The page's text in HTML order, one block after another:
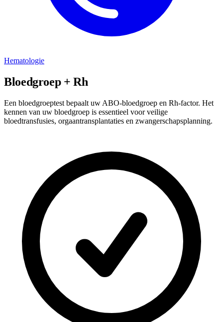
Hematologie
Bloedgroep + Rh
Een bloedgroeptest bepaalt uw ABO-bloedgroep en Rh-factor. Het
kennen van uw bloedgroep is essentieel voor veilige
bloedtransfusies, orgaantransplantaties en zwangerschapsplanning.